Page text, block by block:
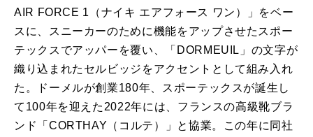
AIR FORCE 1（ナイキ エアフォース ワン）」をベー
スに、スニーカーのために機能をアップさせたスポー
テックスでアッパーを覆い、「DORMEUIL」の文字が
織り込まれたセルビッジをアクセントとして組み入れ
た。ドーメルが創業180年、スポーテックスが誕生し
て100年を迎えた2022年には、フランスの高級靴ブラ
ンド「CORTHAY（コルテ）」と協業。この年に同社